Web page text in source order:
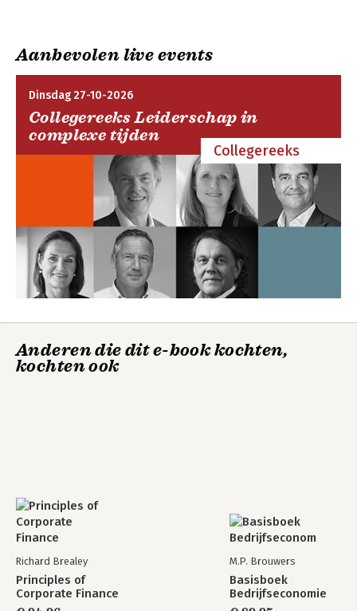
Aanbevolen live events
Dinsdag 27-10-2026
Collegereeks Leiderschap in
complexe tijden
Collegereeks
Anderen die dit e-book kochten,
kochten ook
Richard Brealey
Principles of
Corporate Finance
M.P. Brouwers
Basisboek
Bedrijfseconomie